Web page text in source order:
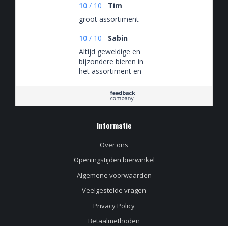
10 / 10
Tim
groot assortiment
10 / 10
Sabin
Altijd geweldige en
bijzondere bieren in
het assortiment en
vriendelijk en weet
alles over bier!
Informatie
Over ons
Openingstijden bierwinkel
Algemene voorwaarden
Veelgestelde vragen
Privacy Policy
Betaalmethoden